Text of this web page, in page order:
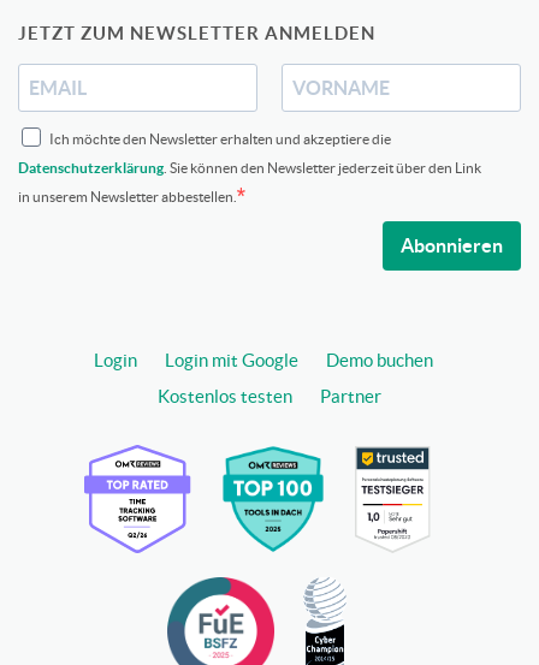
JETZT ZUM NEWSLETTER ANMELDEN
Ich möchte den Newsletter erhalten und akzeptiere die
Datenschutzerklärung . Sie können den Newsletter jederzeit über den Link
in unserem Newsletter abbestellen.
Abonnieren
Login Login mit Google
Demo buchen
Kostenlos testen
Partner